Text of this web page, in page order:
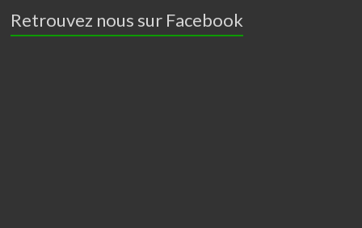
Retrouvez nous sur Facebook